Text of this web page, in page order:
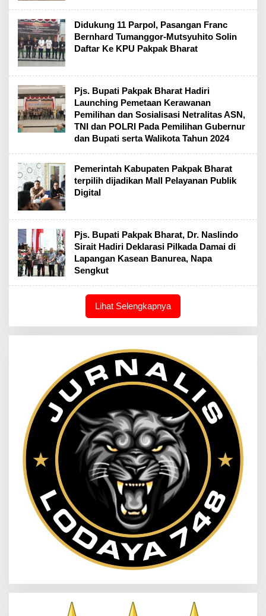
Didukung 11 Parpol, Pasangan Franc
Bernhard Tumanggor-Mutsyuhito Solin
Daftar Ke KPU Pakpak Bharat
Pjs. Bupati Pakpak Bharat Hadiri
Launching Pemetaan Kerawanan
Pemilihan dan Sosialisasi Netralitas ASN,
TNI dan POLRI Pada Pemilihan Gubernur
dan Bupati serta Walikota Tahun 2024
Pemerintah Kabupaten Pakpak Bharat
terpilih dijadikan Mall Pelayanan Publik
Digital
Pjs. Bupati Pakpak Bharat, Dr. Naslindo
Sirait Hadiri Deklarasi Pilkada Damai di
Lapangan Kasean Banurea, Napa
Sengkut
Lihat Selengkapnya